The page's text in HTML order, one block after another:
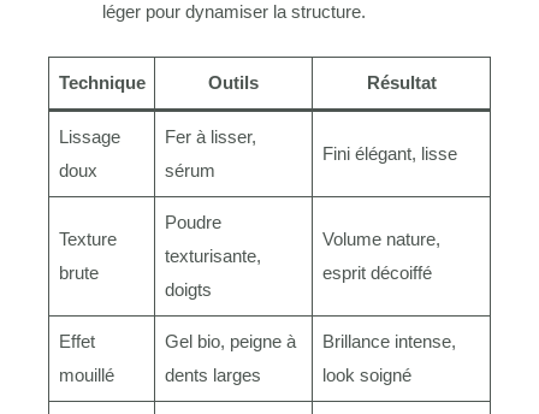
léger pour dynamiser la structure.
Technique Outils Résultat
Lissage
doux
Fer à lisser,
sérum
Fini élégant, lisse
Texture
brute
Poudre
texturisante,
doigts
Volume nature,
esprit décoiffé
Effet
mouillé
Gel bio, peigne à
dents larges
Brillance intense,
look soigné